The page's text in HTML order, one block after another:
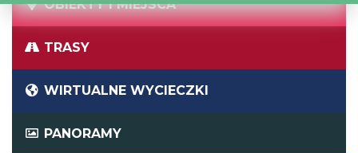
OBIEKTY I MIEJSCA
TRASY
WIRTUALNE WYCIECZKI
PANORAMY